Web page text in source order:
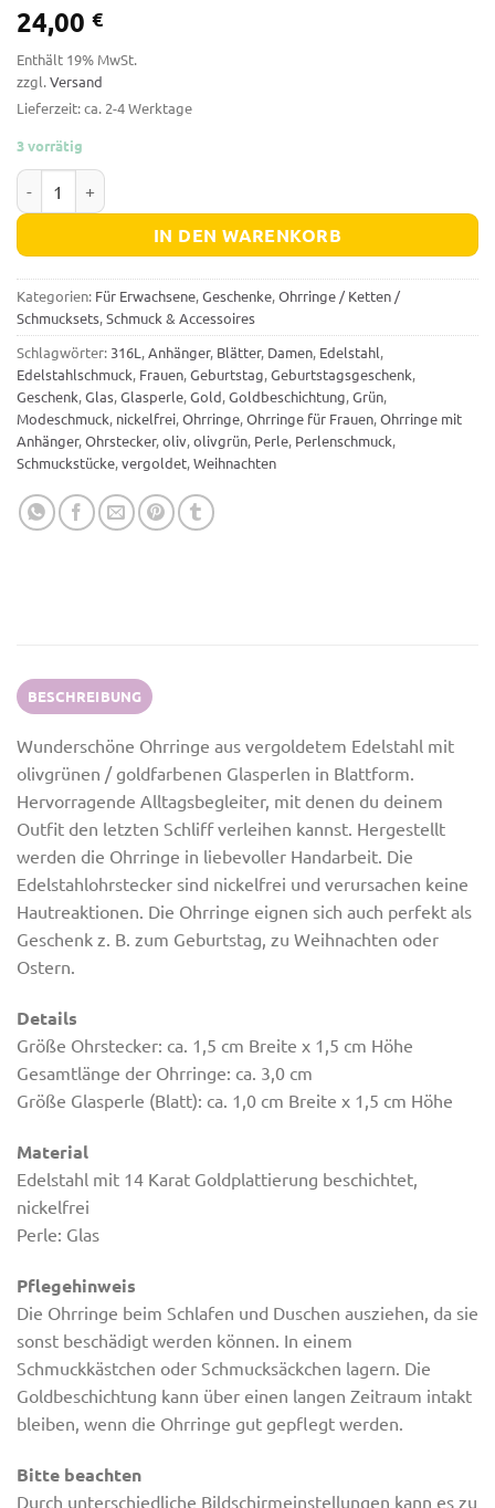
24,00 €
Enthält 19% MwSt.
zzgl.Versand
Lieferzeit: ca. 2-4 Werktage
3 vorrätig
Ohrringe mit Glasperlen „Blätter", Ohrstecker, Olivgrün /
IN DEN WARENKORB
Kategorien: Für Erwachsene,Geschenke,Ohrringe / Ketten /
Schmucksets,Schmuck & Accessoires
Schlagwörter: 316L,Anhänger, Blätter, Damen, Edelstahl,
Edelstahlschmuck, Frauen,Geburtstag,Geburtstagsgeschenk,
Geschenk,Glas,Glasperle,Gold,Goldbeschichtung,Grün,
Modeschmuck, nickelfrei,Ohrringe,Ohrringe für Frauen,Ohrringe mit
Anhänger,Ohrstecker,oliv,olivgrün, Perle, Perlenschmuck,
Schmuckstücke,vergoldet,Weihnachten
BESCHREIBUNG
Wunderschöne Ohrringe aus vergoldetem Edelstahl mit
olivgrünen / goldfarbenen Glasperlen in Blattform.
Hervorragende Alltagsbegleiter, mit denen du deinem
Outfit den letzten Schliff verleihen kannst. Hergestellt
werden die Ohrringe in liebevoller Handarbeit. Die
Edelstahlohrstecker sind nickelfrei und verursachen keine
Hautreaktionen. Die Ohrringe eignen sich auch perfekt als
Geschenk z. B. zum Geburtstag, zu Weihnachten oder
Ostern.
Details
Größe Ohrstecker: ca. 1,5 cm Breite x 1,5 cm Höhe
Gesamtlänge der Ohrringe: ca. 3,0 cm
Größe Glasperle (Blatt): ca. 1,0 cm Breite x 1,5 cm Höhe
Material
Edelstahl mit 14 Karat Goldplattierung beschichtet,
nickelfrei
Perle: Glas
Pflegehinweis
Die Ohrringe beim Schlafen und Duschen ausziehen, da sie
sonst beschädigt werden können. In einem
Schmuckkästchen oder Schmucksäckchen lagern. Die
Goldbeschichtung kann über einen langen Zeitraum intakt
bleiben, wenn die Ohrringe gut gepflegt werden.
Bitte beachten
Durch unterschiedliche Bildschirmeinstellungen kann es zu